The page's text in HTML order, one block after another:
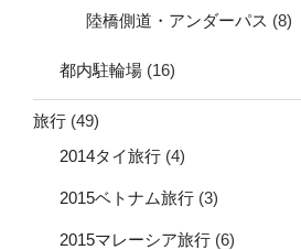
陸橋側道・アンダーパス (8)
都内駐輪場 (16)
旅行 (49)
2014タイ旅行 (4)
2015ベトナム旅行 (3)
2015マレーシア旅行 (6)